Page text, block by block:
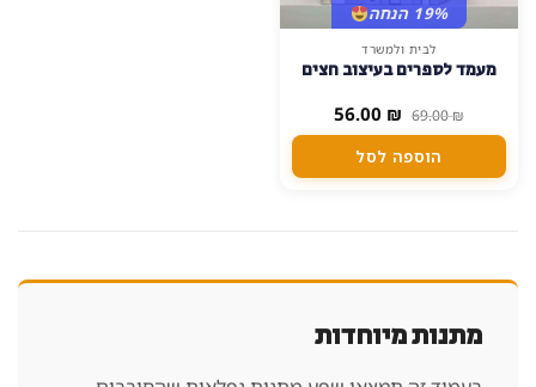
19% הנחה
לבית ולמשרד
מעמד לספרים בעיצוב חצים
69.00₪ המחיר
המקורי
היה:
69.00 ₪.
56.00 ₪ המחיר
הנוכחי
56.00 ₪. הוספה לסל
מתנות מיוחדות